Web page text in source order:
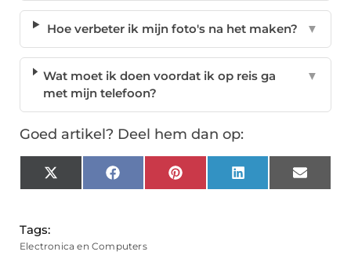
Hoe verbeter ik mijn foto's na het maken? ▼
Wat moet ik doen voordat ik op reis ga
met mijn telefoon?
▼
Goed artikel? Deel hem dan op:
X
(Twitter)
FacebookPinterest LinkedIn Email
Tags:
Electronica en Computers